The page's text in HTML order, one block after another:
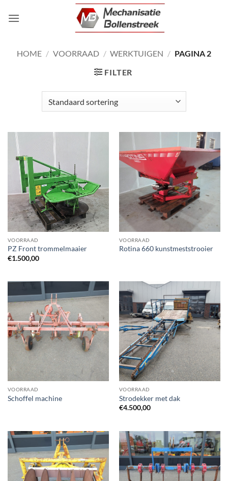
naar
HOME / VOORRAAD / WERKTUIGEN / PAGINA 2
FILTER
VOORRAAD
PZ Front trommelmaaier
€1.500,00
VOORRAAD
Rotina 660 kunstmeststrooier
VOORRAAD
Schoffel machine
VOORRAAD
Strodekker met dak
€4.500,00